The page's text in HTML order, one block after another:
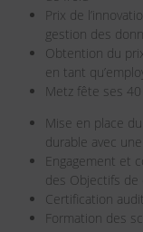
Prix de
gestion des
Obtention du
en tant
Metz fête ses
Mise en place
durable avec
Engagement et
des Objectifs
Certification
Formation des